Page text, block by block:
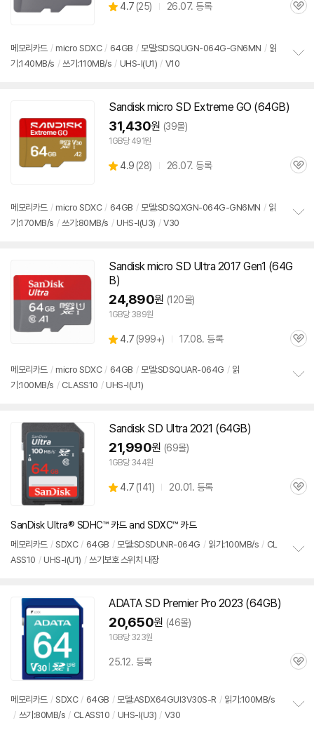
별
4.7 (상
뷰
25) 26.07. 등록
관
메모리 카드 / micro SDXC / 64GB / 모델:SDSQUGN-064G-GN6MN / 읽
기:140MB/s / 쓰기:110MB/s / UHS-I(U1) / V10
Sandisk micro SD Extreme GO (64GB)
31,430원 (39몰)
1GB당 491원
별
4.9 (상
뷰
28) 26.07. 등록
관
메모리 카드 / micro SDXC / 64GB / 모델:SDSQXGN-064G-GN6MN / 읽
기:170MB/s / 쓰기:80MB/s / UHS-I(U3) / V30
Sandisk micro SD Ultra 2017 Gen1 (64G
B)
24,890원 (120몰)
1GB당 389원
별
4.7 (상
리
뷰
999+) 17.08. 등록
관
메모리 카드 / micro SDXC / 64GB / 모델:SDSQUAR-064G / 읽
기:100MB/s / CLASS10 / UHS-I(U1)
Sandisk SD Ultra 2021 (64GB)
21,990원 (69몰)
1GB당 344원
별
4.7 (상
141) 20.01. 등록
관
SanDisk Ultra® SDHC™ 카드 and SDXC™ 카드
메모리 카드 / SDXC / 64GB / 모델:SDSDUNR-064G / 읽기:100MB/s / CL
ASS10 / UHS-I(U1) / 쓰기보호 스위치 내장
ADATA SD Premier Pro 2023 (64GB)
20,650원 (46몰)
1GB당 323원
25.12. 등록
관
메모리 카드 / SDXC / 64GB / 모델:ASDX64GUI3V30S-R / 읽기:100MB/s
/ 쓰기:80MB/s / CLASS10 / UHS-I(U3) / V30